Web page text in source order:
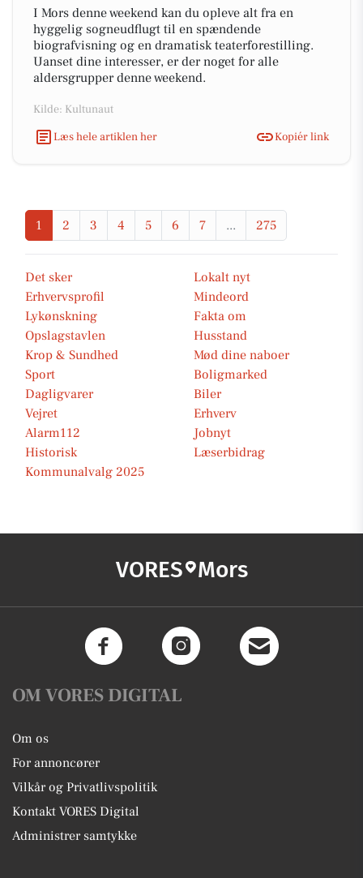
I Mors denne weekend kan du opleve alt fra en
hyggelig sogneudflugt til en spændende
biografvisning og en dramatisk teaterforestilling.
Uanset dine interesser, er der noget for alle
aldersgrupper denne weekend.
Kilde: Kultunaut
Læs hele artiklen her
Kopiér link
1 2 3 4 5 6 7 ... 275
Det sker
Lokalt nyt
Erhvervsprofil
Mindeord
Lykønskning
Fakta om
Opslagstavlen
Husstand
Krop & Sundhed
Mød dine naboer
Sport
Boligmarked
Dagligvarer
Biler
Vejret
Erhverv
Alarm112
Jobnyt
Historisk
Læserbidrag
Kommunalvalg 2025
VORES Mors
OM VORES DIGITAL
Om os
For annoncører
Vilkår og Privatlivspolitik
Kontakt VORES Digital
Administrer samtykke